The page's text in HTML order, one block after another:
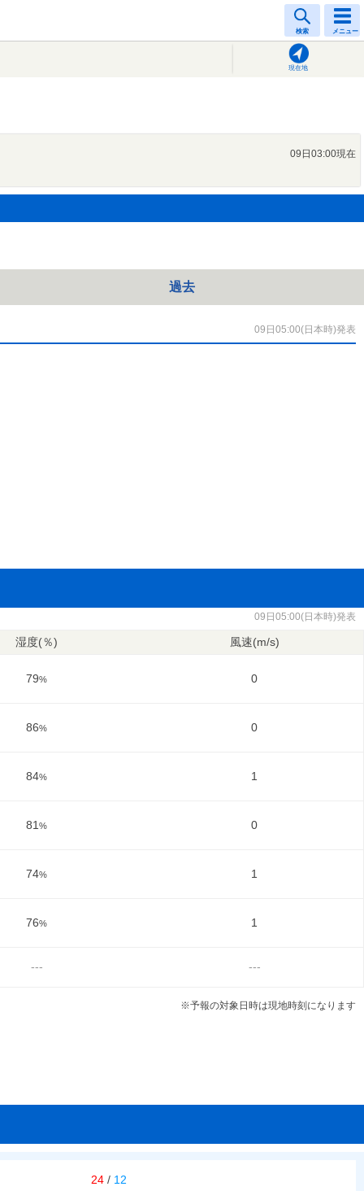
検索 メニュー
現在地
09日03:00現在
過去
09日05:00(日本時)発表
09日05:00(日本時)発表
湿度(％) 風速(m/s)
79% 0
86% 0
84% 1
81 % 0
74% 1
76% 1
--- ---
※予報の対象日時は現地時刻になります
24 / 12